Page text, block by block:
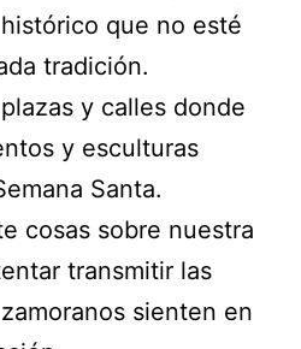
que no esté
tradición.
y calles donde
y esculturas
Santa.
cosas sobre nuestra
transmitir las
sienten en